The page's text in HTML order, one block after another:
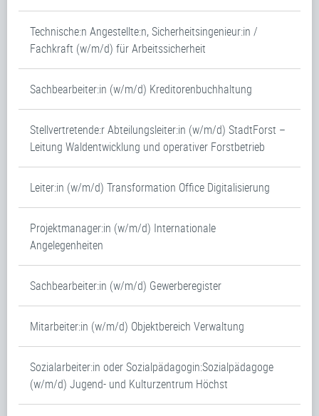
Technische:n Angestellte:n, Sicherheitsingenieur:in /
Fachkraft (w/m/d) für Arbeitssicherheit
Sachbearbeiter:in (w/m/d) Kreditorenbuchhaltung
Stellvertretende:r Abteilungsleiter:in (w/m/d) StadtForst –
Leitung Waldentwicklung und operativer Forstbetrieb
Leiter:in (w/m/d) Transformation Office Digitalisierung
Projektmanager:in (w/m/d) Internationale
Angelegenheiten
Sachbearbeiter:in (w/m/d) Gewerberegister
Mitarbeiter:in (w/m/d) Objektbereich Verwaltung
Sozialarbeiter:in oder Sozialpädagogin:Sozialpädagoge
(w/m/d) Jugend- und Kulturzentrum Höchst